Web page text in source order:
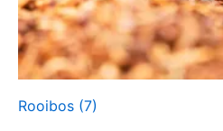
Rooibos (7)